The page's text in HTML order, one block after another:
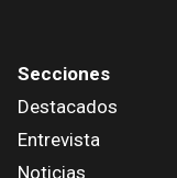
Secciones
Destacados
Entrevista
Noticias